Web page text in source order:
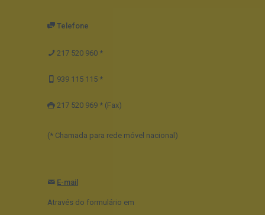
Telefone
217 520 960 *
939 115 115 *
217 520 969 * (Fax)
(* Chamada para rede móvel nacional)
E-mail
Através do formulário em